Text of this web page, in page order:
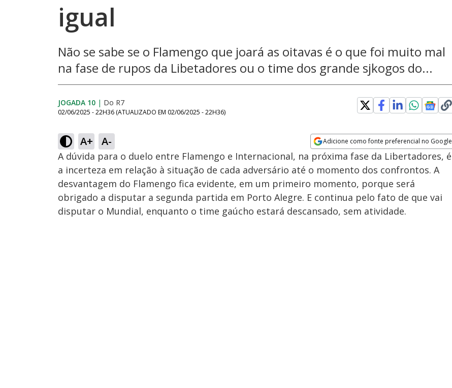
igual
Não se sabe se o Flamengo que joará as oitavas é o que foi muito mal
na fase de rupos da Libetadores ou o time dos grande sjkogos do...
JOGADA 10 | Do R7
02/06/2025 - 22H36 (ATUALIZADO EM 02/06/2025 - 22H36)
A+ A- Adicione como fonte preferencial no Google
Opens in new window
A dúvida para o duelo entre Flamengo e Internacional, na próxima fase da Libertadores, é
a incerteza em relação à situação de cada adversário até o momento dos confrontos. A
desvantagem do Flamengo fica evidente, em um primeiro momento, porque será
obrigado a disputar a segunda partida em Porto Alegre. E continua pelo fato de que vai
disputar o Mundial, enquanto o time gaúcho estará descansado, sem atividade.